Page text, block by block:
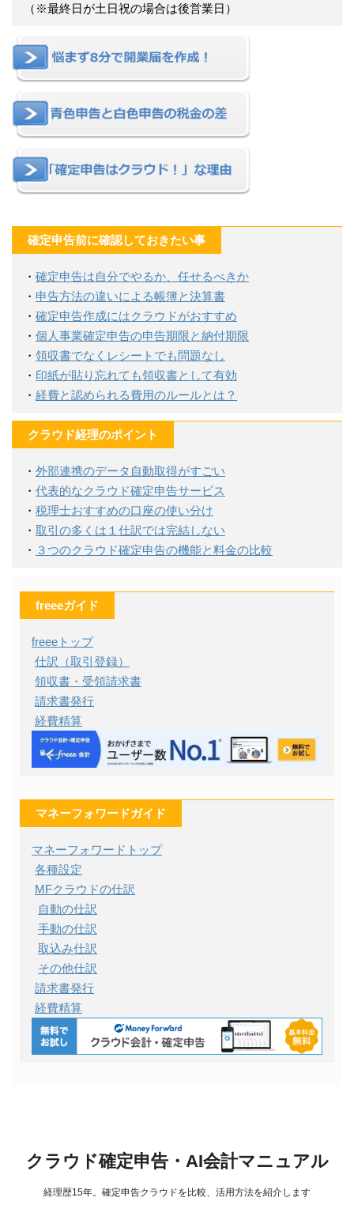
（※最終日が土日祝の場合は後営業日）
確定申告前に確認しておきたい事
・ 確定申告は自分でやるか、任せるべきか
・ 申告方法の違いによる帳簿と決算書
・ 確定申告作成にはクラウドがおすすめ
・ 個人事業確定申告の申告期限と納付期限
・ 領収書でなくレシートでも問題なし
・ 印紙が貼り忘れても領収書として有効
・ 経費と認められる費用のルールとは？
クラウド経理のポイント
・ 外部連携のデータ自動取得がすごい
・ 代表的なクラウド確定申告サービス
・ 税理士おすすめの口座の使い分け
・ 取引の多くは１仕訳では完結しない
・ ３つのクラウド確定申告の機能と料金の比較
freeeガイド
freeeトップ
仕訳（取引登録）
領収書・受領請求書
請求書発行
経費精算
マネーフォワードガイド
マネーフォワードトップ
各種設定
MFクラウドの仕訳
自動の仕訳
手動の仕訳
取込み仕訳
その他仕訳
請求書発行
経費精算
クラウド確定申告・AI会計マニュアル
経理歴15年。確定申告クラウドを比較、活用方法を紹介します